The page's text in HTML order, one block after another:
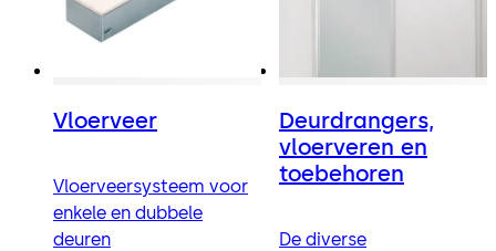
Vloerveer
Vloerveersysteem voor
enkele en dubbele
deuren
Deurdrangers,
vloerveren en
toebehoren
De diverse